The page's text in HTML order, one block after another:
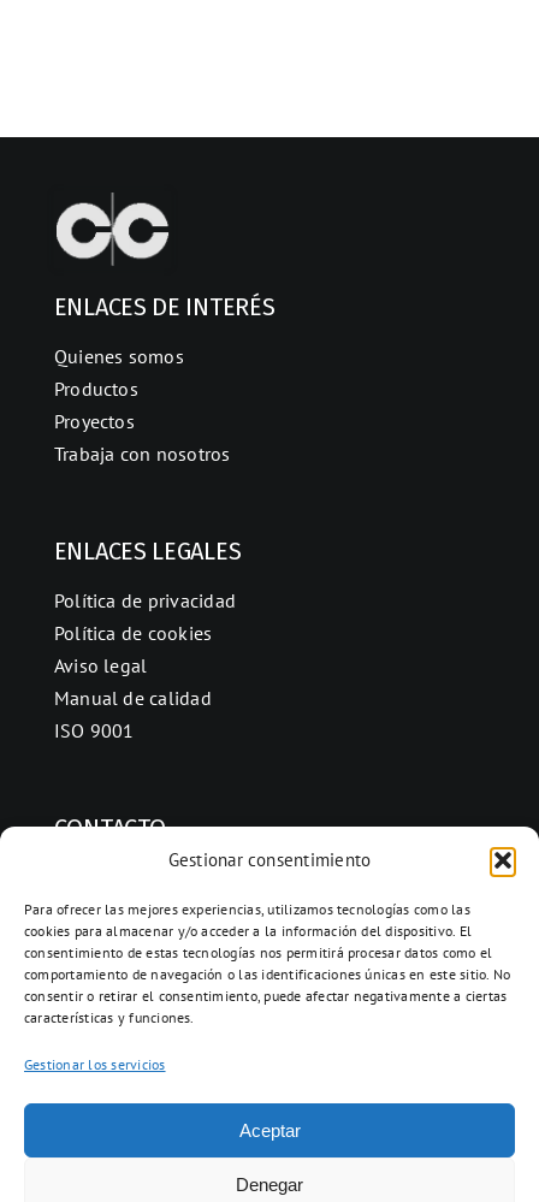
Gestionar consentimiento
Para ofrecer las mejores experiencias, utilizamos tecnologías como las
cookies para almacenar y/o acceder a la información del dispositivo. El
consentimiento de estas tecnologías nos permitirá procesar datos como el
comportamiento de navegación o las identificaciones únicas en este sitio. No
consentir o retirar el consentimiento, puede afectar negativamente a ciertas
características y funciones.
Gestionar los servicios
Aceptar
Denegar
ENLACES DE INTERÉS
Quienes somos
Productos
Proyectos
Trabaja con nosotros
ENLACES LEGALES
Política de privacidad
Política de cookies
Aviso legal
Manual de calidad
ISO 9001
CONTACTO
08280 Calaf, Barcelona
938 69 82 50
info@ceramicascalaf.com